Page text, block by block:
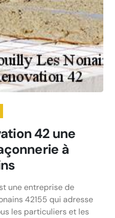
42 une
à
une entreprise de
42155 qui adresse
les particuliers et les